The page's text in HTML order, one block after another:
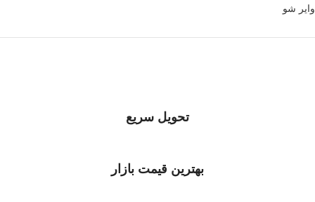
وایر شو
تحویل سریع
بهترین قیمت بازار